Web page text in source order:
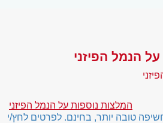
הנמל הפיזני
המלצות נוספות על הנמל הפיזני
טובה יותר, בחינם. לפרטים לחץ/י